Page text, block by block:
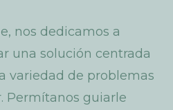
nos dedicamos a
una solución centrada
variedad de problemas
Permítanos guiarle